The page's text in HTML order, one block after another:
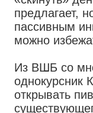
предлагает,
пассивным
можно
Из ВШБ со
однокурсник
открывать